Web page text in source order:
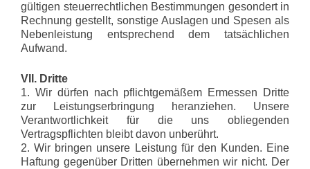
gültigen steuerrechtlichen Bestimmungen gesondert in
Rechnung gestellt, sonstige Auslagen und Spesen als
Nebenleistung entsprechend dem tatsächlichen
Aufwand.
VII. Dritte
1. Wir dürfen nach pflichtgemäßem Ermessen Dritte
zur Leistungserbringung heranziehen. Unsere
Verantwortlichkeit für die uns obliegenden
Vertragspflichten bleibt davon unberührt.
2. Wir bringen unsere Leistung für den Kunden. Eine
Haftung gegenüber Dritten übernehmen wir nicht. Der